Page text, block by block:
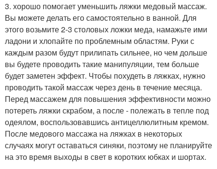
3. хорошо помогает уменьшить ляжки медовый массаж.
Вы можете делать его самостоятельно в ванной. Для
этого возьмите 2-3 столовых ложки меда, намажьте ими
ладони и хлопайте по проблемным областям. Руки с
каждым разом будут прилипать сильнее, но чем дольше
вы будете проводить такие манипуляции, тем больше
будет заметен эффект. Чтобы похудеть в ляжках, нужно
проводить такой массаж через день в течение месяца.
Перед массажем для повышения эффективности можно
потереть ляжки скрабом, а после - полежать в тепле под
одеялом, воспользовавшись антицеллюлитным кремом.
После медового массажа на ляжках в некоторых
случаях могут оставаться синяки, поэтому не планируйте
на это время выходы в свет в коротких юбках и шортах.